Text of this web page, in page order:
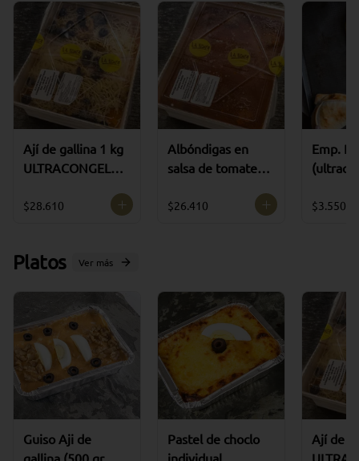
Ají de gallina 1 kg
ULTRACONGELA
$28.610
Albóndigas en
salsa de tomate (
ULTRACONGELA
$26.410
Emp.
HUEVO
$3.550
Platos Ver más
Guiso Aji de
gallina (500 gr
Pastel de choclo
individual
Ají de